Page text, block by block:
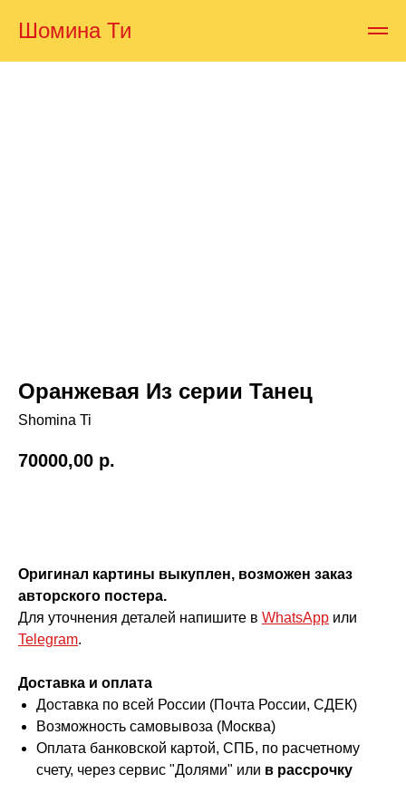
Шомина Ти
Оранжевая Из серии Танец
Shomina Ti
70000,00 р.
Оригинал картины выкуплен, возможен заказ
авторского постера.
Для уточнения деталей напишите в WhatsApp или
Telegram.
Доставка и оплата
Доставка по всей России (Почта России, СДЕК)
Возможность самовывоза (Москва)
Оплата банковской картой, СПБ, по расчетному
счету, через сервис "Долями" или в рассрочку